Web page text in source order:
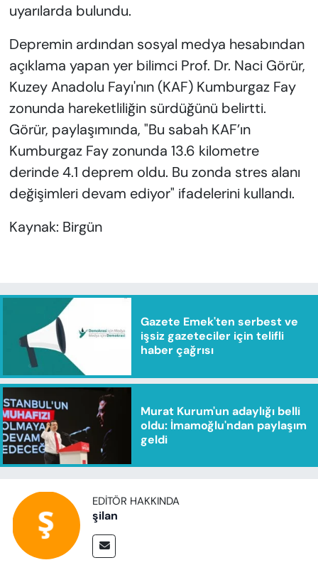
uyarılarda bulundu.
Depremin ardından sosyal medya hesabından
açıklama yapan yer bilimci Prof. Dr. Naci Görür,
Kuzey Anadolu Fayı'nın (KAF) Kumburgaz Fay
zonunda hareketliliğin sürdüğünü belirtti.
Görür, paylaşımında, "Bu sabah KAF’ın
Kumburgaz Fay zonunda 13.6 kilometre
derinde 4.1 deprem oldu. Bu zonda stres alanı
değişimleri devam ediyor" ifadelerini kullandı.
Kaynak: Birgün
Gazete Emek'ten serbest ve
işsiz gazeteciler için telifli
haber çağrısı
Murat Kurum'un adaylığı belli
oldu: İmamoğlu'ndan paylaşım
geldi
EDITÖR HAKKINDA
şilan
VAN VE DİYARBAKIR HABERLERİ